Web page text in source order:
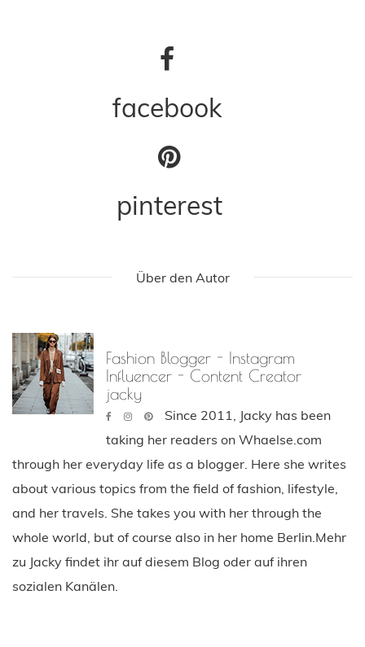
facebook
pinterest
Über den Autor
Fashion Blogger - Instagram
Influencer - Content Creator
jacky
Since 2011, Jacky has been
taking her readers on Whaelse.com
through her everyday life as a blogger. Here she writes
about various topics from the field of fashion, lifestyle,
and her travels. She takes you with her through the
whole world, but of course also in her home Berlin.Mehr
zu Jacky findet ihr auf diesem Blog oder auf ihren
sozialen Kanälen.